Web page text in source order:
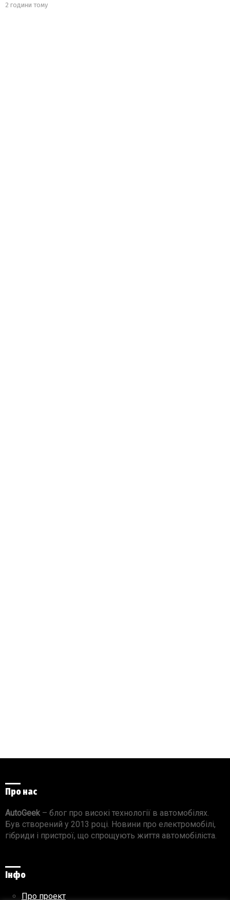
2 години тому
Про нас
AutoGeek – блог про високі технології в автомобілях.
Був створений у 2013 році. Новини про електромобілі,
гібриди і пристрої, що спрощують життя автомобіліста.
Інфо
Про проект